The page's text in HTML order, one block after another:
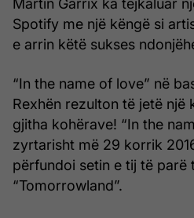
Spotify me një këngë si
e arrin këtë sukses
“In the name of love” në
Rexhën rezulton të jetë një
gjitha kohërave! “In the
zyrtarisht më 29 korrik
përfundoi setin e tij të parë
“Tomorrowland”.